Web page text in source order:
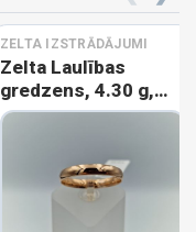
ZELTA IZSTRĀDĀJUMI
Zelta Laulības
gredzens, 4.30 g,
izm. 19